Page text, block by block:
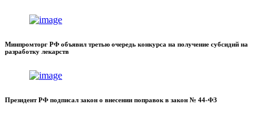
Минпромторг РФ объявил третью очередь конкурса на получение субсидий на
разработку лекарств
Президент РФ подписал закон о внесении поправок в закон № 44-ФЗ